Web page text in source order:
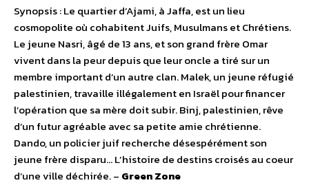
Synopsis : Le quartier d’Ajami, à Jaffa, est un lieu
cosmopolite où cohabitent Juifs, Musulmans et Chrétiens.
Le jeune Nasri, âgé de 13 ans, et son grand frère Omar
vivent dans la peur depuis que leur oncle a tiré sur un
membre important d’un autre clan. Malek, un jeune réfugié
palestinien, travaille illégalement en Israël pour financer
l’opération que sa mère doit subir. Binj, palestinien, rêve
d’un futur agréable avec sa petite amie chrétienne.
Dando, un policier juif recherche désespérément son
jeune frère disparu… L’histoire de destins croisés au coeur
d’une ville déchirée. – Green Zone